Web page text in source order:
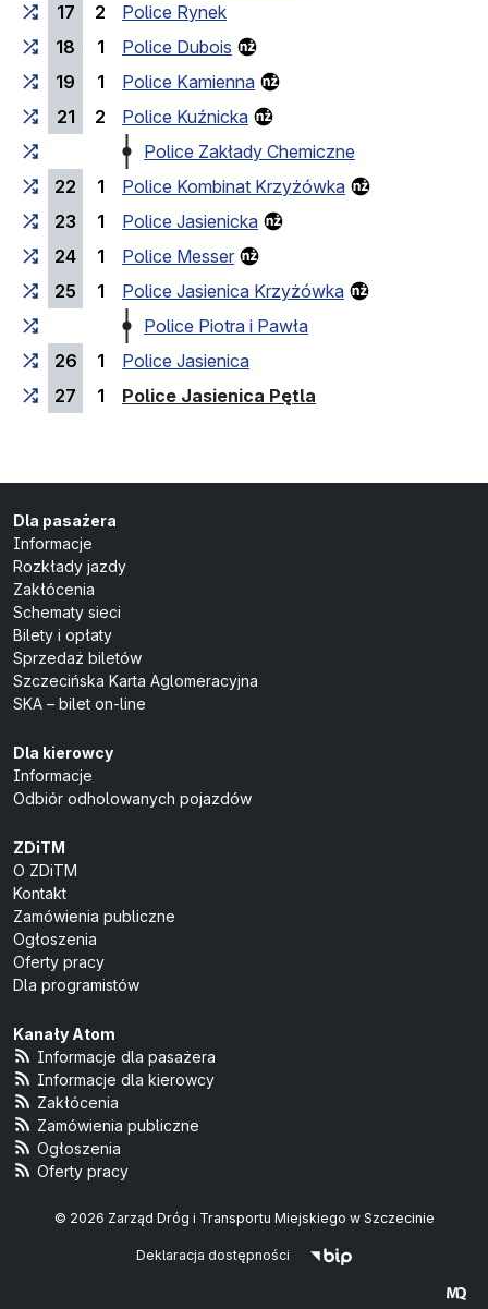
17
2
Police Rynek
18
1
Police Dubois
19
1
Police Kamienna
21
2
Police Kuźnicka
Police Zakłady Chemiczne
22
1
Police Kombinat Krzyżówka
23
1
Police Jasienicka
24
1
Police Messer
25
1
Police Jasienica Krzyżówka
Police Piotra i Pawła
26
1
Police Jasienica
27
1 Police Jasienica Pętla
Dla pasażera
Informacje
Rozkłady jazdy
Zakłócenia
Schematy sieci
Bilety i opłaty
Sprzedaż biletów
Szczecińska Karta Aglomeracyjna
SKA – bilet on-line
Dla kierowcy
Informacje
Odbiór odholowanych pojazdów
ZDiTM
O ZDiTM
Kontakt
Zamówienia publiczne
Ogłoszenia
Oferty pracy
Dla programistów
Kanały Atom
Informacje dla pasażera
Informacje dla kierowcy
Zakłócenia
Zamówienia publiczne
Ogłoszenia
Oferty pracy
© 2026 Zarząd Dróg i Transportu Miejskiego w Szczecinie
Deklaracja dostępności